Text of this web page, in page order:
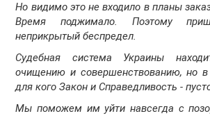
Но видимо это не входило в планы
Время поджимало. Поэтому
неприкрытый беспредел.
Судебная система Украины
очищению и совершенствованию, но
для кого Закон и Справедливость -
Мы поможем им уйти навсегда с